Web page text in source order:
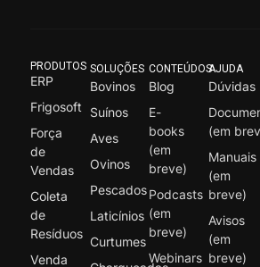
PRODUTOS
ERP
Frigosoft
Força
de
Vendas
Coleta
de
Resíduos
Venda
SOLUÇÕES
Bovinos
Suínos
Aves
Ovinos
Pescados
Laticínios
Curtumes
CONTEÚDOS
Blog
E-
books
(em
breve)
Podcasts
(em
breve)
Webinars
AJUDA
Dúvidas
(em
Manuais
(em
breve)
Avisos
(em
breve)